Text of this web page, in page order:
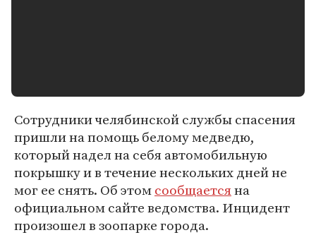
Сотрудники челябинской службы спасения
пришли на помощь белому медведю,
который надел на себя автомобильную
покрышку и в течение нескольких дней не
мог ее снять. Об этомсообщаетсяна
официальном сайте ведомства. Инцидент
произошел в зоопарке города.